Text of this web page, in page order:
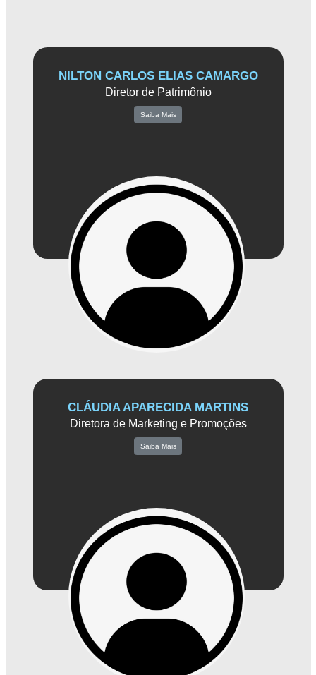
NILTON CARLOS ELIAS CAMARGO
Diretor de Patrimônio
Saiba Mais
CLÁUDIA APARECIDA MARTINS
Diretora de Marketing e Promoções
Saiba Mais
Mara desempenha um papel fundamental na concepção e execução de
estratégias de promoção e divulgação. Seu objetivo central é criar
campanhas inovadoras e eventos cativantes, mantendo um foco
constante na interação com o público e na criação de experiências
positivas para os consumidores.
Mara reconhece plenamente a importância de estabelecer uma
presença marcante no mercado e trabalha incansavelmente para
solidificar a Associação Comercial de Amparo como uma autoridade na